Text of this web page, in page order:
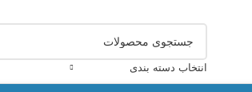
انتخاب دسته بندی